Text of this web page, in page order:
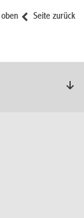
Seite zurück